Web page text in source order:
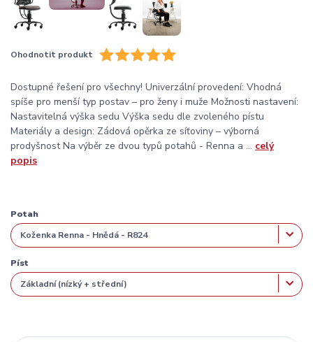
Ohodnotit produkt
Dostupné řešení pro všechny! Univerzální provedení: Vhodná
spíše pro menší typ postav – pro ženy i muže Možnosti nastavení:
Nastavitelná výška sedu Výška sedu dle zvoleného pístu
Materiály a design: Zádová opěrka ze síťoviny – výborná
prodyšnost Na výběr ze dvou typů potahů - Renna a ... celý
popis
Potah
Píst